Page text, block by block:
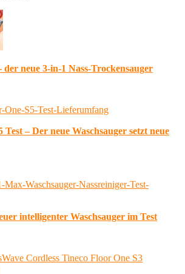
neue 3-in-1 Nass-Trockensauger
– Der neue Waschsauger setzt neue
intelligenter Waschsauger im Test